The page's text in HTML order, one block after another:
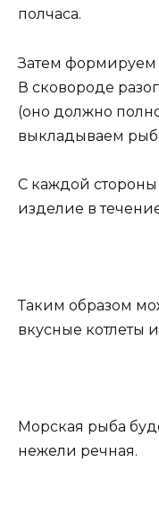
полчаса.
Затем формируем
В сковороде
(оно должно
выкладываем
С каждой
изделие в
Таким образом
вкусные котлеты
Морская рыба
нежели речная.